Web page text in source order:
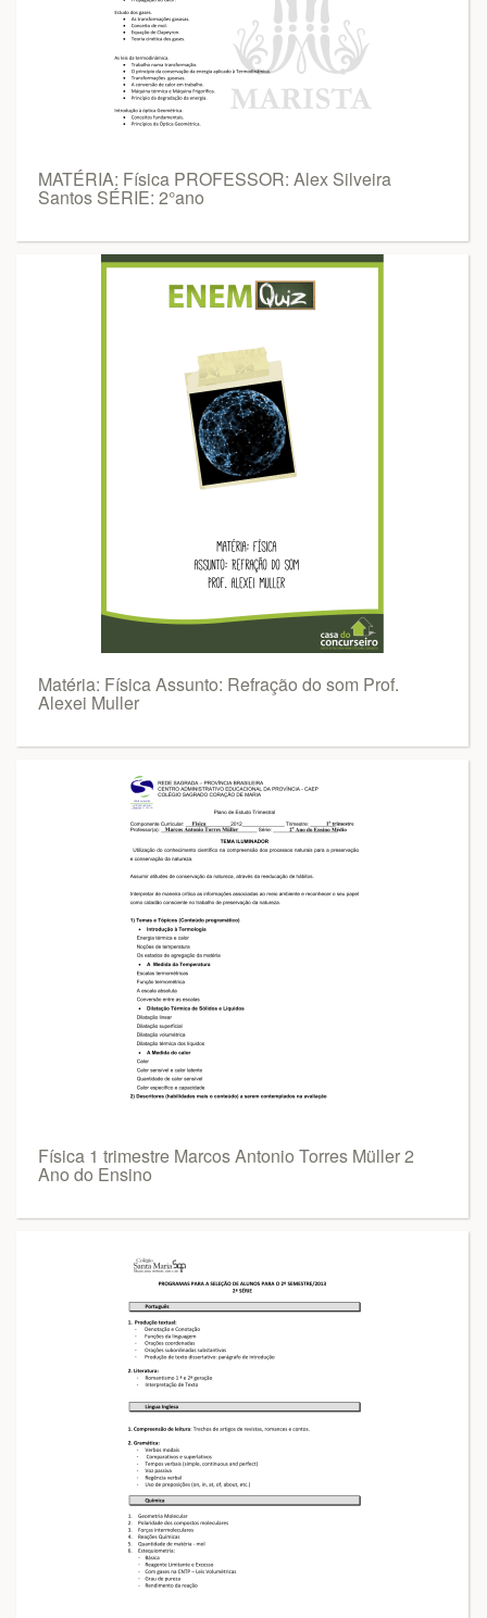
MATÉRIA: Física PROFESSOR: Alex Silveira
Santos SÉRIE: 2°ano
Matéria: Física Assunto: Refração do som Prof.
Alexei Muller
Física 1 trimestre Marcos Antonio Torres Müller 2
Ano do Ensino